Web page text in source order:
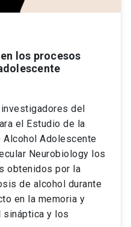
los procesos
investigadores del
el Estudio de la
Alcohol Adolescente
Neurobiology los
obtenidos por la
de alcohol durante
en la memoria y
sináptica y los